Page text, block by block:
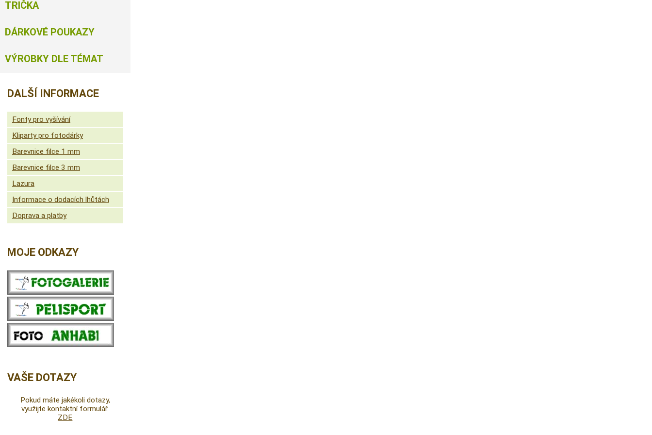
TRIČKA
DÁRKOVÉ POUKAZY
VÝROBKY DLE TÉMAT
DALŠÍ INFORMACE
Fonty pro vyšívání
Kliparty pro fotodárky
Barevnice filce 1 mm
Barevnice filce 3 mm
Lazura
Informace o dodacích lhůtách
Doprava a platby
MOJE ODKAZY
VAŠE DOTAZY
Pokud máte jakékoli dotazy,
využijte kontaktní formulář.
ZDE